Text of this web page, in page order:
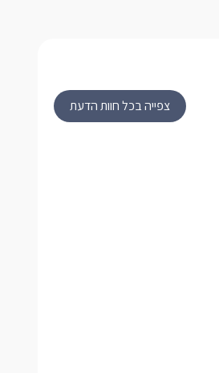
צפייה בכל חוות הדעת